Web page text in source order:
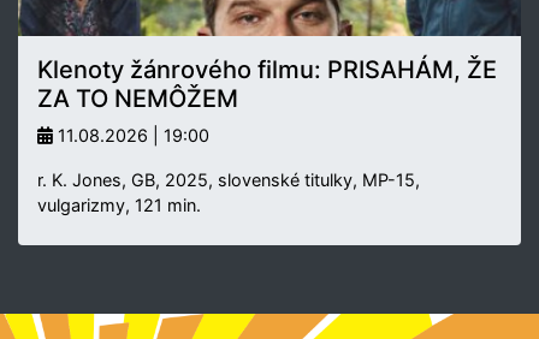
Klenoty žánrového filmu: PRISAHÁM, ŽE
ZA TO NEMÔŽEM
11.08.2026 | 19:00
r. K. Jones, GB, 2025, slovenské titulky, MP-15,
vulgarizmy, 121 min.